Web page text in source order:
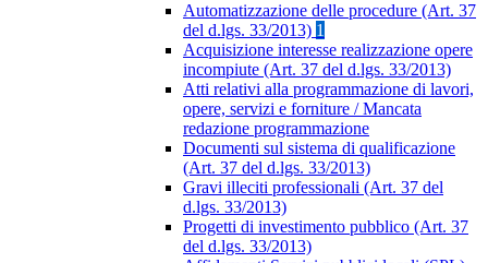
Automatizzazione delle procedure (Art. 37
del d.lgs. 33/2013) 1
Acquisizione interesse realizzazione opere
incompiute (Art. 37 del d.lgs. 33/2013)
Atti relativi alla programmazione di lavori,
opere, servizi e forniture / Mancata
redazione programmazione
Documenti sul sistema di qualificazione
(Art. 37 del d.lgs. 33/2013)
Gravi illeciti professionali (Art. 37 del
d.lgs. 33/2013)
Progetti di investimento pubblico (Art. 37
del d.lgs. 33/2013)